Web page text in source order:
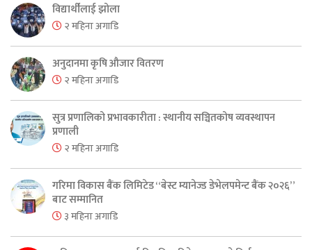
विद्यार्थीलाई झोला
२ महिना अगाडि
अनुदानमा कृषि औजार वितरण
२ महिना अगाडि
सुत्र प्रणालिको प्रभावकारीता : स्थानीय सञ्चितकोष व्यवस्थापन
प्रणाली
२ महिना अगाडि
गरिमा विकास बैंक लिमिटेड “बेस्ट म्यानेज्ड डेभेलपमेन्ट बैंक २०२६”
बाट सम्मानित
३ महिना अगाडि